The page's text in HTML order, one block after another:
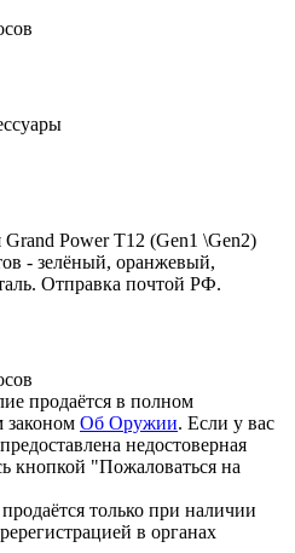
Power T12 (Gen1 \Gen2)
- зелёный, оранжевый,
Отправка почтой РФ.
продаётся в полном
законом Об Оружии. Если у вас
недостоверная
кнопкой "Пожаловаться на
только при наличии
в органах